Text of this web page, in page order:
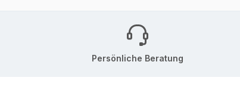
Persönliche Beratung